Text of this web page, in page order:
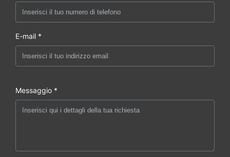
E-mail *
Messaggio *